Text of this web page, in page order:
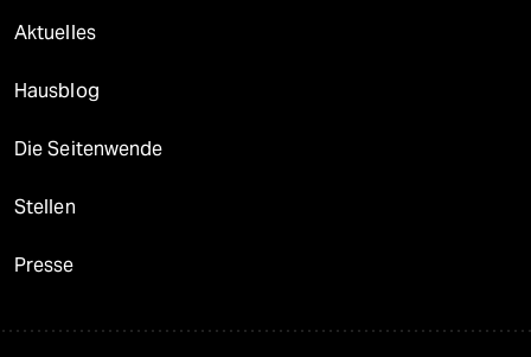
Aktuelles
Hausblog
Die Seitenwende
Stellen
Presse